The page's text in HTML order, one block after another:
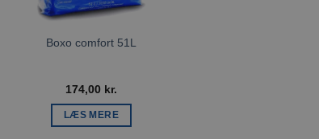
Boxo comfort 51L
174,00 kr.
LÆS MERE